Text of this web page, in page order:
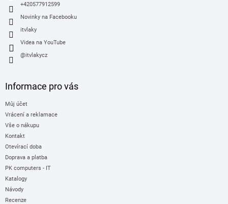
+420577912599
Novinky na Facebooku
itvlaky
Videa na YouTube
@itvlakycz
Informace pro vás
Můj účet
Vrácení a reklamace
Vše o nákupu
Kontakt
Otevírací doba
Doprava a platba
PK computers - IT
Katalogy
Návody
Recenze